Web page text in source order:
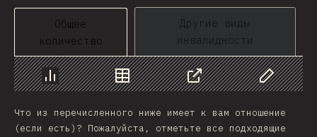
Общее
количество
Другие виды
инвалидности
График Данные Поделиться Изменить
Что из перечисленного ниже имеет к вам отношение
(если есть)? Пожалуйста, отметьте все подходящие